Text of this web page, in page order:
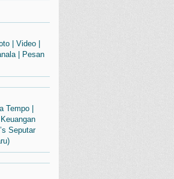
Video
|
Pesan
Tempo
Seputar